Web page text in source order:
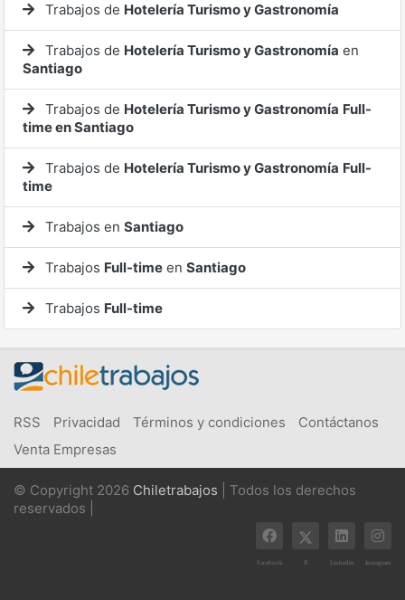
Trabajos de Hotelería Turismo y Gastronomía
Trabajos de Hotelería Turismo y Gastronomía en
Santiago
Trabajos de Hotelería Turismo y Gastronomía Full-
time en Santiago
Trabajos de Hotelería Turismo y Gastronomía Full-
time
Trabajos en Santiago
Trabajos Full-time en Santiago
Trabajos Full-time
RSS Privacidad Términos y condiciones
Contáctanos
Venta Empresas
© Copyright 2026 Chiletrabajos | Todos los derechos
reservados |
Facebook X Linkedin Instagram